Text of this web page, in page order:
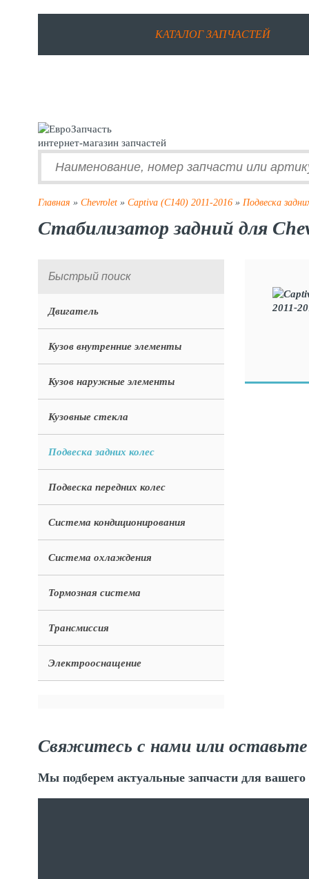
КАТАЛОГ ЗАПЧАСТЕЙ
интернет-магазин запчастей
Главная » Chevrolet » Captiva (C140) 2011-2016 » Подвеска
Стабилизатор задний для
Двигатель
Кузов внутренние элементы
Кузов наружные элементы
Кузовные стекла
Подвеска задних колес
Подвеска передних колес
Система кондиционирования
Система охлаждения
Тормозная система
Трансмиссия
Электрооснащение
Свяжитесь с нами или оставьте
Мы подберем актуальные запчасти для вашего